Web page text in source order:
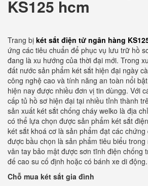
KS125 hcm
Trang bị két sắt điện tử ngân hàng
ứng các tiêu chuẩn để phục vụ lưu trữ hồ
đang là xu hướng của thời đại mới. Trong
đất nước sản phẩm két sắt hiện đại ngày
công nghệ cao và tính năng an toàn nổi
hiện nay được nhiều đơn vị tin dùngg. Với
cấp tủ hồ sơ hiện đại tại nhiều tỉnh thành
sản xuất két sắt chống cháy welko là địa
có thể lựa chọn được sản phẩm két sắt
két sắt khoá cơ là sản phẩm đạt các
được bầu chọn là sản phẩm tiêu biểu
vân tay bảo mật được sơn tĩnh điện chống
đế cao su cố định hoặc có bánh xe di động.
Chỗ mua két sắt gia đình